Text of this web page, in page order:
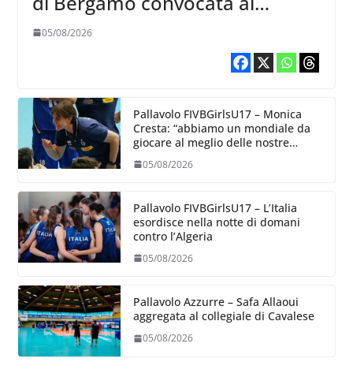
collegiale di Cavalese
05/08/2026
Pallavolo FIVBGirlsU17 – Monica
Cresta: “abbiamo un mondiale da
giocare al meglio delle nostre
05/08/2026
Pallavolo FIVBGirlsU17 – L’Italia
esordisce nella notte di domani
contro l’Algeria
05/08/2026
Pallavolo Azzurre – Safa Allaoui
aggregata al collegiale di Cavalese
05/08/2026